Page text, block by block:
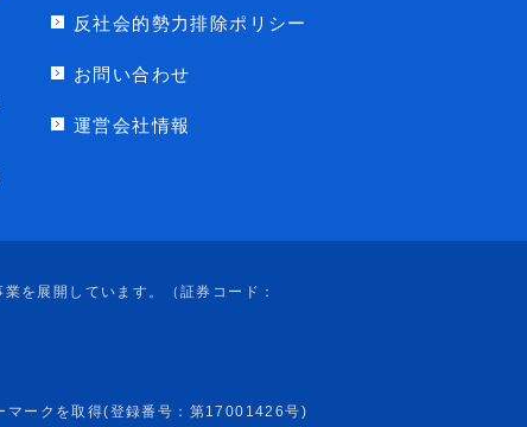
反社会的勢力排除ポリシー
お問い合わせ
運営会社情報